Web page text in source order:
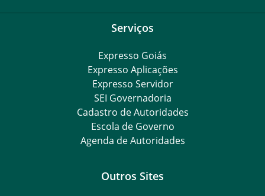
Serviços
Expresso Goiás
Expresso Aplicações
Expresso Servidor
SEI Governadoria
Cadastro de Autoridades
Escola de Governo
Agenda de Autoridades
Outros Sites